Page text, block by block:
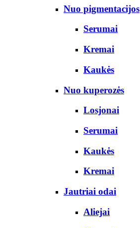
Nuo pigmentacijos
Serumai
Kremai
Kaukės
Nuo kuperozės
Losjonai
Serumai
Kaukės
Kremai
Jautriai odai
Aliejai